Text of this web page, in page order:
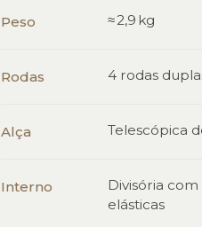
Peso ≈ 2,9 kg
Rodas 4 rodas
Alça Telescópica
Interno
Divisória
elásticas